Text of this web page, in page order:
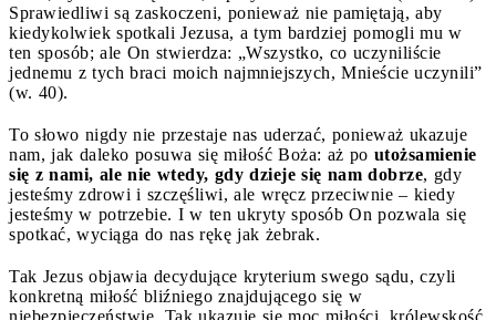
Sprawiedliwi są zaskoczeni, ponieważ nie pamiętają, aby
kiedykolwiek spotkali Jezusa, a tym bardziej pomogli mu w
ten sposób; ale On stwierdza: „Wszystko, co uczyniliście
jednemu z tych braci moich najmniejszych, Mnieście uczynili”
(w. 40).
To słowo nigdy nie przestaje nas uderzać, ponieważ ukazuje
nam, jak daleko posuwa się miłość Boża: aż po utożsamienie
się z nami, ale nie wtedy, gdy dzieje się nam dobrze, gdy
jesteśmy zdrowi i szczęśliwi, ale wręcz przeciwnie – kiedy
jesteśmy w potrzebie. I w ten ukryty sposób On pozwala się
spotkać, wyciąga do nas rękę jak żebrak.
Tak Jezus objawia decydujące kryterium swego sądu, czyli
konkretną miłość bliźniego znajdującego się w
niebezpieczeństwie. Tak ukazuje się moc miłości, królewskość